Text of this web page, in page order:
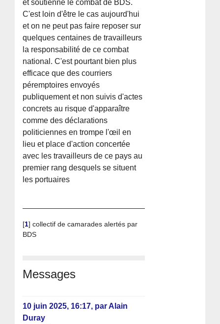
et soutienne le combat de BDS.
C'est loin d'être le cas aujourd'hui
et on ne peut pas faire reposer sur
quelques centaines de travailleurs
la responsabilité de ce combat
national. C'est pourtant bien plus
efficace que des courriers
péremptoires envoyés
publiquement et non suivis d'actes
concrets au risque d'apparaître
comme des déclarations
politiciennes en trompe l'œil en
lieu et place d'action concertée
avec les travailleurs de ce pays au
premier rang desquels se situent
les portuaires
[1]collectif de camarades alertés par
BDS
Messages
10 juin 2025, 16:17, parAlain
Duray